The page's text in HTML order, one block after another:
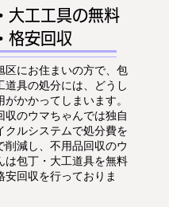
大工工具の無料
格安回収
区にお住まいの方で、包
道具の処分には、どうし
がかかってしまいます。
収のウマちゃんでは独自
クルシステムで処分費を
削減し、不用品回収のウ
は包丁・大工道具を無料
安回収を行っておりま